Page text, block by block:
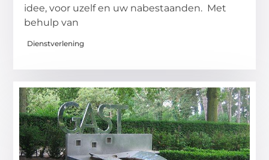
idee, voor uzelf en uw nabestaanden. Met
behulp van
Dienstverlening